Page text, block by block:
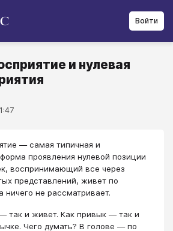
Войти
и нулевая
― самая типичная и
проявления нулевой позиции
воспринимающий все через
представлений, живет по
ничего не рассматривает.
так и живет. Как привык ― так и
Чего думать? В голове ― по